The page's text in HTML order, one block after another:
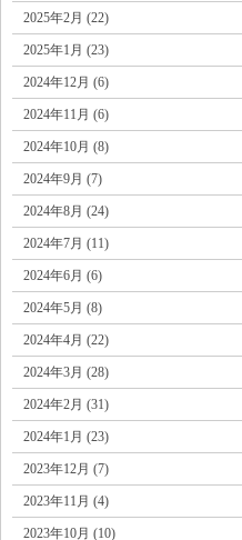
2025年2月 (22)
2025年1月 (23)
2024年12月 (6)
2024年11月 (6)
2024年10月 (8)
2024年9月 (7)
2024年8月 (24)
2024年7月 (11)
2024年6月 (6)
2024年5月 (8)
2024年4月 (22)
2024年3月 (28)
2024年2月 (31)
2024年1月 (23)
2023年12月 (7)
2023年11月 (4)
2023年10月 (10)